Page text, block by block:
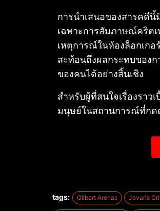
การนำเสนอของสารคดีนี้
เฉพาะการสัมภาษณ์คริต
เหตุการณ์ในห้องล็อกเกอ
สะท้อนถึงผลกระทบของ
ของคนได้อย่างสิ้นเชิง
สำหรับผู้ที่สนใจเรื่องราว
มนุษย์ในสถานการณ์ที่กดดั
tags: Gilbert Arenas Javaris